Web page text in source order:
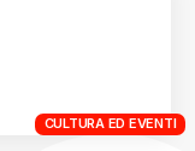
CULTURA ED EVENTI